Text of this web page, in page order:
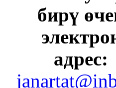
бирү
адрес: